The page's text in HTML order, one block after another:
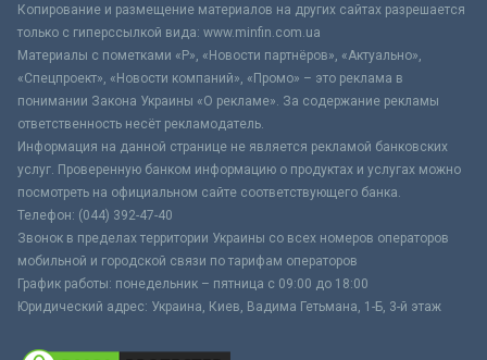
Копирование и размещение материалов на других сайтах разрешается
только с гиперссылкой вида: www.minfin.com.ua
Материалы с пометками «Р», «Новости партнёров», «Актуально»,
«Спецпроект», «Новости компаний», «Промо» – это реклама в
понимании Закона Украины «О рекламе». За содержание рекламы
ответственность несёт рекламодатель.
Информация на данной странице не является рекламой банковских
услуг. Проверенную банком информацию о продуктах и услугах можно
посмотреть на официальном сайте соответствующего банка.
Телефон: (044) 392-47-40
Звонок в пределах территории Украины со всех номеров операторов
мобильной и городской связи по тарифам операторов
График работы: понедельник – пятница с 09:00 до 18:00
Юридический адрес: Украина, Киев, Вадима Гетьмана, 1-Б, 3-й этаж